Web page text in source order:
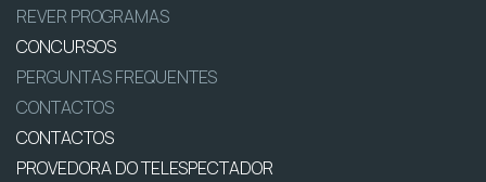
REVER PROGRAMAS
CONCURSOS
PERGUNTAS FREQUENTES
CONTACTOS
CONTACTOS
PROVEDORA DO TELESPECTADOR